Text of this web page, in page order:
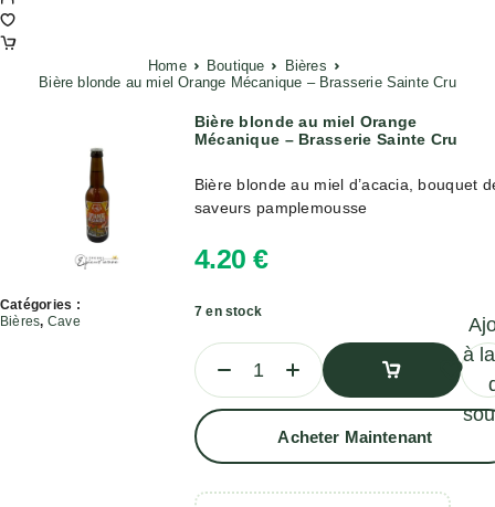
Home Boutique
Bières
Bière blonde au miel Orange Mécanique – Brasserie Sainte Cru
Catégories :
Bières, Cave
Bière blonde au miel Orange
Mécanique – Brasserie Sainte Cru
Bière blonde au miel d’acacia, bouquet
saveurs pamplemousse
4.20€
7 en stock
Au
à
Acheter Maintenant